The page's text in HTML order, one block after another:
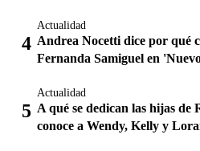
Actualidad
Andrea Nocetti dice por qué
Fernanda Samiguel en
Actualidad
A qué se dedican las hijas de
conoce a Wendy, Kelly y